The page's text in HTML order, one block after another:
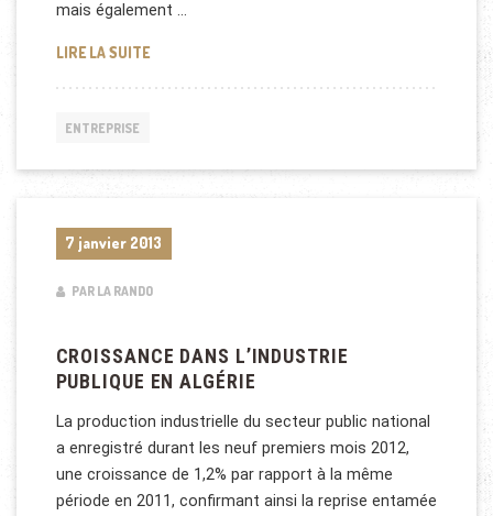
mais également …
LIRE LA SUITERELATIONS ÉCONOMIQUES ENTRE MALTE ET
ENTREPRISE
7 janvier 2013
PAR LA RANDO
CROISSANCE DANS L’INDUSTRIE
PUBLIQUE EN ALGÉRIE
La production industrielle du secteur public national
a enregistré durant les neuf premiers mois 2012,
une croissance de 1,2% par rapport à la même
période en 2011, confirmant ainsi la reprise entamée